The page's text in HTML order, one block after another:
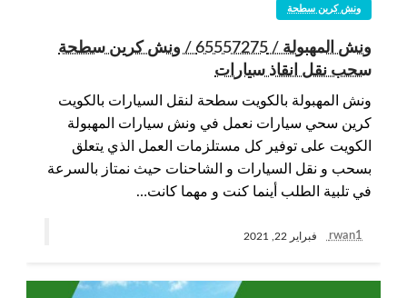
ونش كرين سطحة
ونش المهبولة / 65557275 / ونش كرين سطحة
سحب نقل انقاذ سيارات
ونش المهبولة بالكويت سطحة لنقل السيارات بالكويت
كرين سحي سيارات نعمل في ونش سيارات المهبولة
الكويت على توفير كل مستلزمات العمل الذي يتعلق
بسحب و نقل السيارات و الشاحنات حيث نمتاز بالسرعة
في تلبية الطلب أينما كنت و مهما كانت…
rwan1 فبراير 22, 2021